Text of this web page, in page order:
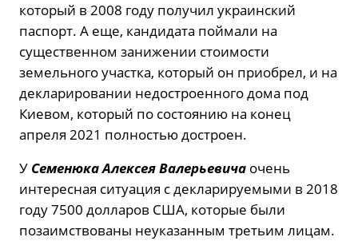
который в 2008 году получил украинский
паспорт. А еще, кандидата поймали на
существенном занижении стоимости
земельного участка, который он приобрел, и на
декларировании недостроенного дома под
Киевом, который по состоянию на конец
апреля 2021 полностью достроен.
У Семенюка Алексея Валерьевича очень
интересная ситуация с декларируемыми в 2018
году 7500 долларов США, которые были
позаимствованы неуказанным третьим лицам.